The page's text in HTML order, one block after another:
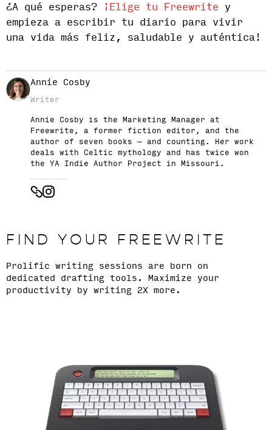
¿A qué esperas?
¡Elige tu Freewrite y
empieza a escribir tu diario para vivir
una vida más feliz, saludable y auténtica!
Annie Cosby
Writer
Annie Cosby is the Marketing Manager at
Freewrite, a former fiction editor, and the
author of seven books — and counting. Her work
deals with Celtic mythology and has twice won
the YA Indie Author Project in Missouri.
FIND YOUR FREEWRITE
Prolific writing sessions are born on
dedicated drafting tools. Maximize your
productivity by writing 2X more.